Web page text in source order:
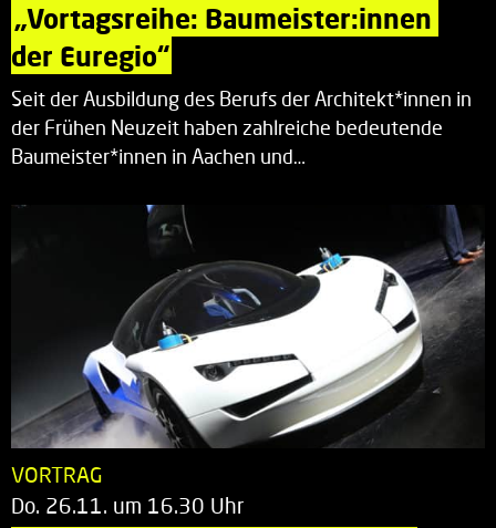
„Vortagsreihe: Baumeister:innen
der Euregio“
Seit der Ausbildung des Berufs der Architekt*innen in
der Frühen Neuzeit haben zahlreiche bedeutende
Baumeister*innen in Aachen und…
VORTRAG
Do. 26.11. um 16.30 Uhr